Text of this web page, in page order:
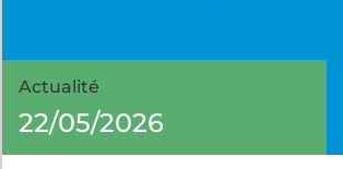
Actualité
22/05/2026